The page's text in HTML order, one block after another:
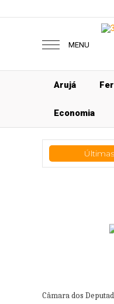
MENU
Arujá
Economia
Câmara dos